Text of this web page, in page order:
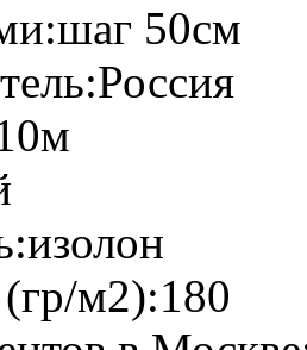
шаг 50см
Россия
изолон
м2):180